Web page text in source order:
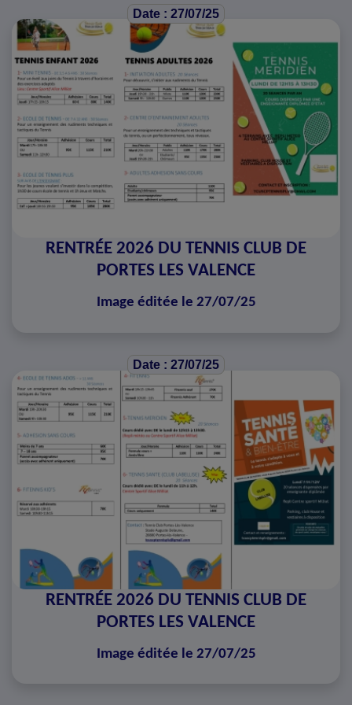
Date : 27/07/25
RENTRÉE 2026 DU TENNIS CLUB DE
PORTES LES VALENCE
Image éditée le 27/07/25
Date : 27/07/25
RENTRÉE 2026 DU TENNIS CLUB DE
PORTES LES VALENCE
Image éditée le 27/07/25